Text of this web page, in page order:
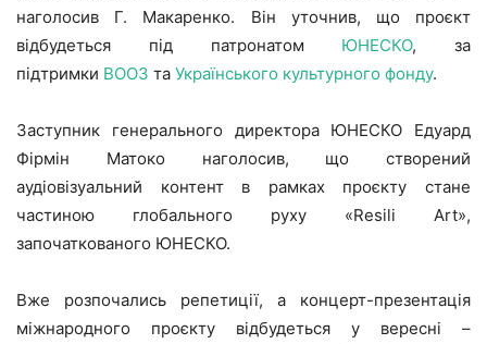
наголосив Г. Макаренко. Він уточнив, що проєкт
відбудеться під патронатом ЮНЕСКО, за
підтримки ВООЗ та Українського культурного фонду.
Заступник генерального директора ЮНЕСКО Едуард
Фірмін Матоко наголосив, що створений
аудіовізуальний контент в рамках проєкту стане
частиною глобального руху «Resili Art»,
започаткованого ЮНЕСКО.
Вже розпочались репетиції, а концерт-презентація
міжнародного проєкту відбудеться у вересні –